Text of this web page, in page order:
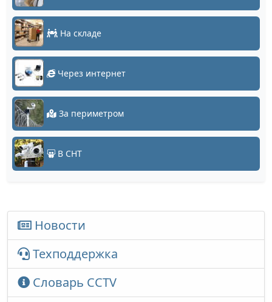
На складе
Через интернет
За периметром
В СНТ
Новости
Техподдержка
Словарь CCTV